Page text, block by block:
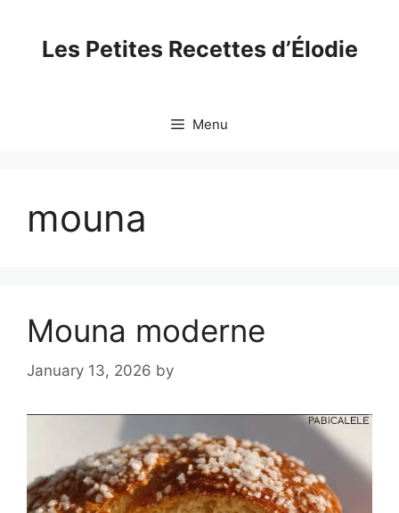
contentLes Petites Recettes d’Élodie
Menu
mouna
Mouna moderne
January 13, 2026 by